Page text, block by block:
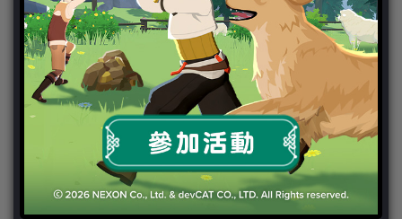
PSP
Wii
Wiiu
XBOX ONE